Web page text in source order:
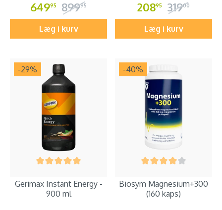
64995 89995
Læg i kurv
20895 31900
Læg i kurv
-29%
Gerimax Instant Energy -
900 ml
-40%
Biosym Magnesium+300
(160 kaps)